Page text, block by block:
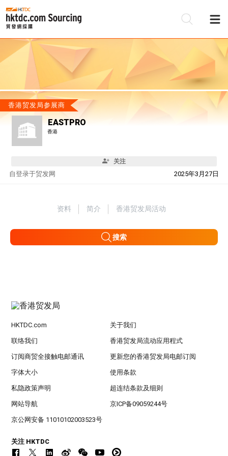
香港贸发局参展商
EASTPRO
香港
关注
自 2025年3月27日
登录于贸发网
资料 简介 香港贸发局活动
搜索
HKTDC.com 关于我们
联络我们 香港贸发局流动应用程式
订阅商贸全接触电邮通讯 更新您的香港贸发局电邮订阅
字体大小 使用条款
私隐政策声明 超连结条款及细则
网站导航 京ICP备09059244号
京公网安备 11010102003523号
关注 HKTDC